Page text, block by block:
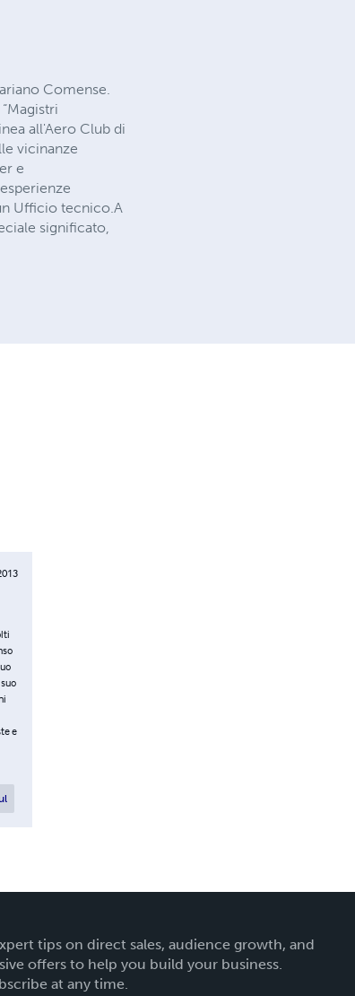
Comense.
all'Aero Club di
vicinanze
e
Ufficio tecnico.A
significato,
e
tips on direct sales, audience growth, and
offers to help you build your business.
at any time.